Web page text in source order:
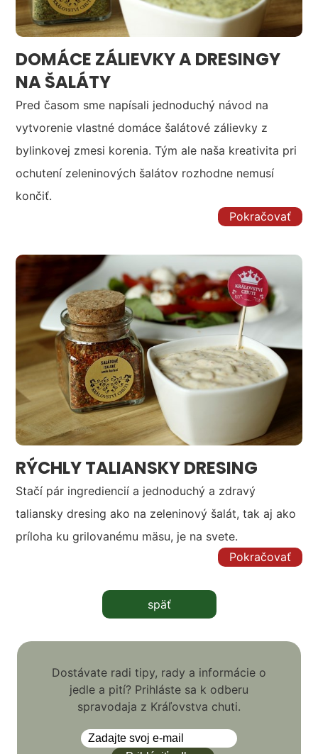
DOMÁCE ZÁLIEVKY A DRESINGY
NA ŠALÁTY
Pred časom sme napísali jednoduchý návod na
vytvorenie vlastné domáce šalátové zálievky z
bylinkovej zmesi korenia. Tým ale naša kreativita pri
ochutení zeleninových šalátov rozhodne nemusí
končiť.
Pokračovať
RÝCHLY TALIANSKY DRESING
Stačí pár ingrediencií a jednoduchý a zdravý
taliansky dresing ako na zeleninový šalát, tak aj ako
príloha ku grilovanému mäsu, je na svete.
Pokračovať
späť
Dostávate radi tipy, rady a informácie o
jedle a pití? Prihláste sa k odberu
spravodaja z Kráľovstva chuti.